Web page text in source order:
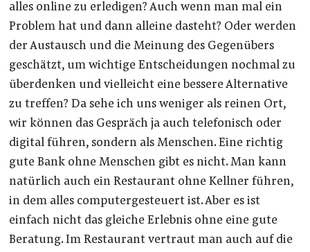
alles online zu erledigen? Auch wenn man mal ein
Problem hat und dann alleine dasteht? Oder werden
der Austausch und die Meinung des Gegenübers
geschätzt, um wichtige Entscheidungen nochmal zu
überdenken und vielleicht eine bessere Alternative
zu treffen? Da sehe ich uns weniger als reinen Ort,
wir können das Gespräch ja auch telefonisch oder
digital führen, sondern als Menschen. Eine richtig
gute Bank ohne Menschen gibt es nicht. Man kann
natürlich auch ein Restaurant ohne Kellner führen,
in dem alles computergesteuert ist. Aber es ist
einfach nicht das gleiche Erlebnis ohne eine gute
Beratung. Im Restaurant vertraut man auch auf die